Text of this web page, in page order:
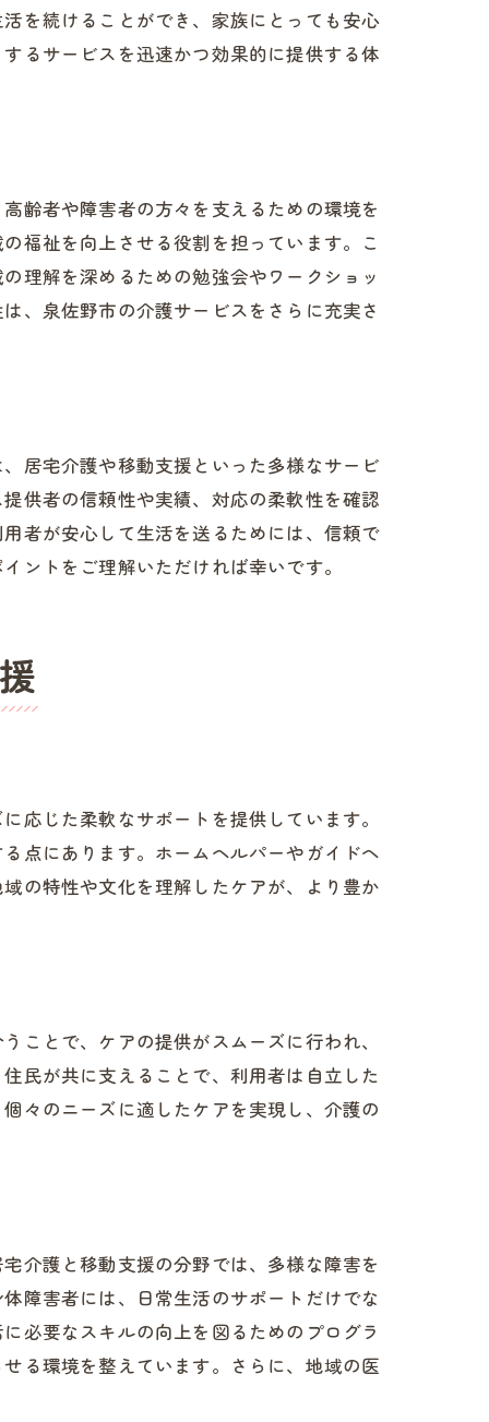
魅力
を続けることができ、家族にとっても安心
るサービスを迅速かつ効果的に提供する体
齢者や障害者の方々を支えるための環境を
福祉を向上させる役割を担っています。こ
理解を深めるための勉強会やワークショッ
、泉佐野市の介護サービスをさらに充実さ
居宅介護や移動支援といった多様なサービ
供者の信頼性や実績、対応の柔軟性を確認
者が安心して生活を送るためには、信頼で
ントをご理解いただければ幸いです。
応じた柔軟なサポートを提供しています。
点にあります。ホームヘルパーやガイドヘ
の特性や文化を理解したケアが、より豊か
ことで、ケアの提供がスムーズに行われ、
民が共に支えることで、利用者は自立した
々のニーズに適したケアを実現し、介護の
介護と移動支援の分野では、多様な障害を
障害者には、日常生活のサポートだけでな
必要なスキルの向上を図るためのプログラ
る環境を整えています。さらに、地域の医